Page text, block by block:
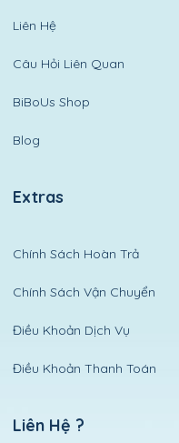
Liên Hệ
Câu Hỏi Liên Quan
BiBoUs Shop
Blog
Extras
Chính Sách Hoàn Trả
Chính Sách Vận Chuyển
Điều Khoản Dịch Vụ
Điều Khoản Thanh Toán
Liên Hệ ?